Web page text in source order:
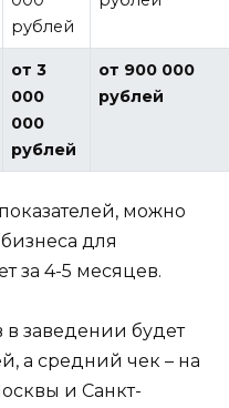
рублей
от 3
000
000
рублей
от 900 000
рублей
можно
для
за 4-5 месяцев.
заведении будет
а средний чек – на
и Санкт-